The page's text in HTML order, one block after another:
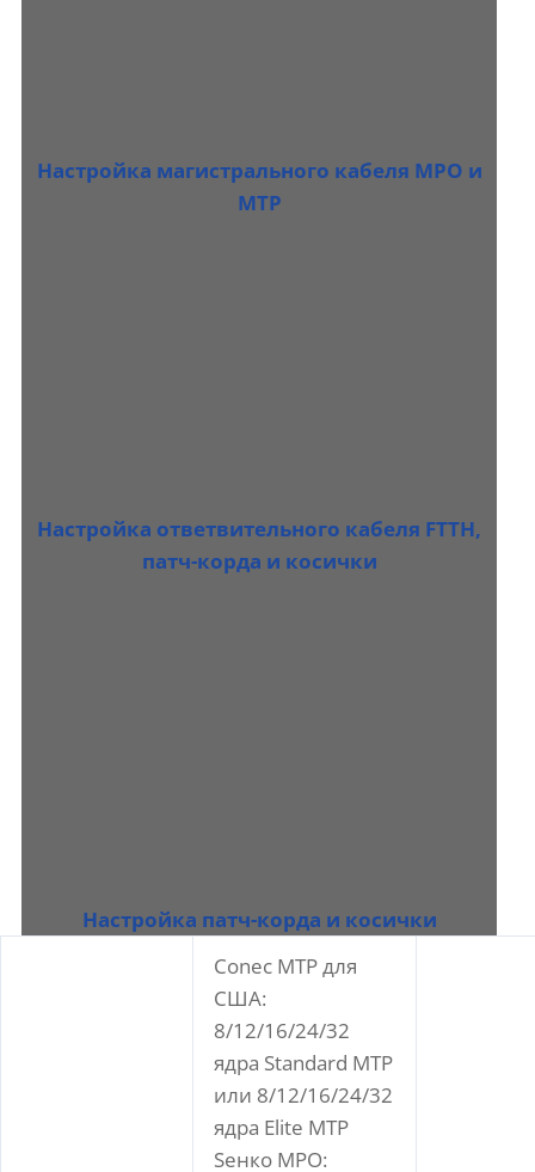
Настройка магистрального кабеля MPO и
MTP
Настройка ответвительного кабеля FTTH,
патч-корда и косички
Настройка патч-корда и косички
Conec MTP для
США:
8/12/16/24/32
ядра Standard MTP
или 8/12/16/24/32
ядра Elite MTP
Sенко MPO: